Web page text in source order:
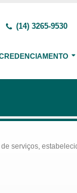
(14) 3265-9530
serviços,